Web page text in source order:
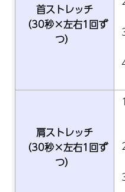
首ストレッチ
（30秒×左右1回ず
つ）
肩ストレッチ
（30秒×左右1回ず
つ）